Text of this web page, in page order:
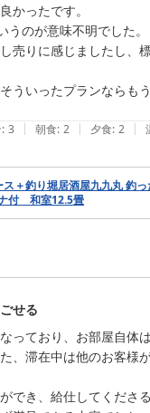
かったです。
うのが意味不明でした
売りに感じましたし
ういったプランなら
: 3 | 朝食: 2 | 夕食: 2 |
ス＋釣り堀居酒屋九九丸 釣
付 和室12.5畳
せる
っており、お部屋自
、滞在中は他のお客
でき、給仕してくだ